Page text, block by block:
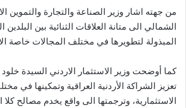
من جهته اشار وزير الصناعة والتجارة والتموين
الشمالي الى متانة العلاقات الثنائية بين
المبذولة لتطويرها في مختلف المجالات خاصة
كما أوضحت وزير الاستثمار الاردني السيدة
تعزيز الشراكة الأردنية العراقية وتمكينها في
الاستثمارية، وترجمتها الى واقع يخدم مصالح كلا